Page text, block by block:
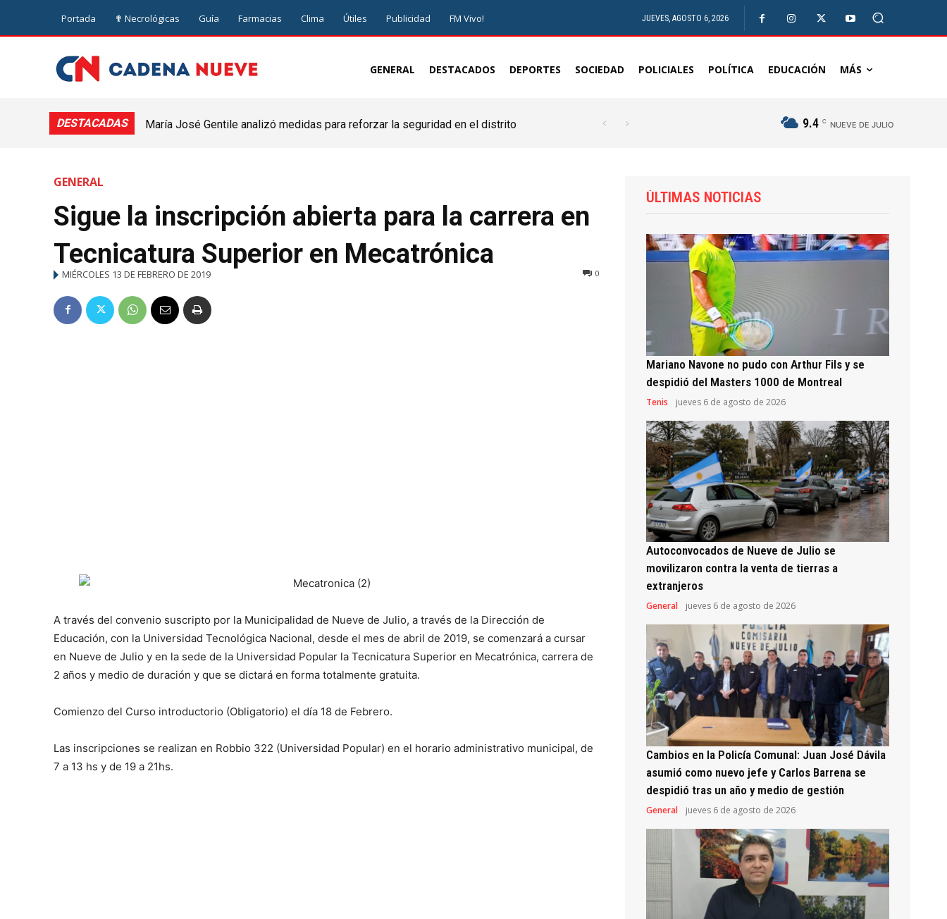
Portada ✟ Necrológicas Guía Farmacias Clima Útiles Publicidad FM Vivo! JUEVES, AGOSTO 6, 2026
GENERAL DESTACADOS DEPORTES SOCIEDAD POLICIALES POLÍTICA EDUCACIÓN MÁS
DESTACADAS
María José Gentile analizó medidas para reforzar la seguridad en el distrito
9.4 C NUEVE DE JULIO
GENERAL
Sigue la inscripción abierta para la carrera en
Tecnicatura Superior en Mecatrónica
MIÉRCOLES 13 DE FEBRERO DE 2019 0
A través del convenio suscripto por la Municipalidad de Nueve de Julio, a través de la Dirección de
Educación, con la Universidad Tecnológica Nacional, desde el mes de abril de 2019, se comenzará a cursar
en Nueve de Julio y en la sede de la Universidad Popular la Tecnicatura Superior en Mecatrónica, carrera de
2 años y medio de duración y que se dictará en forma totalmente gratuita.
Comienzo del Curso introductorio (Obligatorio) el día 18 de Febrero.
Las inscripciones se realizan en Robbio 322 (Universidad Popular) en el horario administrativo municipal, de
7 a 13 hs y de 19 a 21hs.
ÚLTIMAS NOTICIAS
Mariano Navone no pudo con Arthur Fils y se
despidió del Masters 1000 de Montreal
Tenis jueves 6 de agosto de 2026
Autoconvocados de Nueve de Julio se
movilizaron contra la venta de tierras a
extranjeros
General jueves 6 de agosto de 2026
Cambios en la Policía Comunal: Juan José Dávila
asumió como nuevo jefe y Carlos Barrena se
despidió tras un año y medio de gestión
General jueves 6 de agosto de 2026